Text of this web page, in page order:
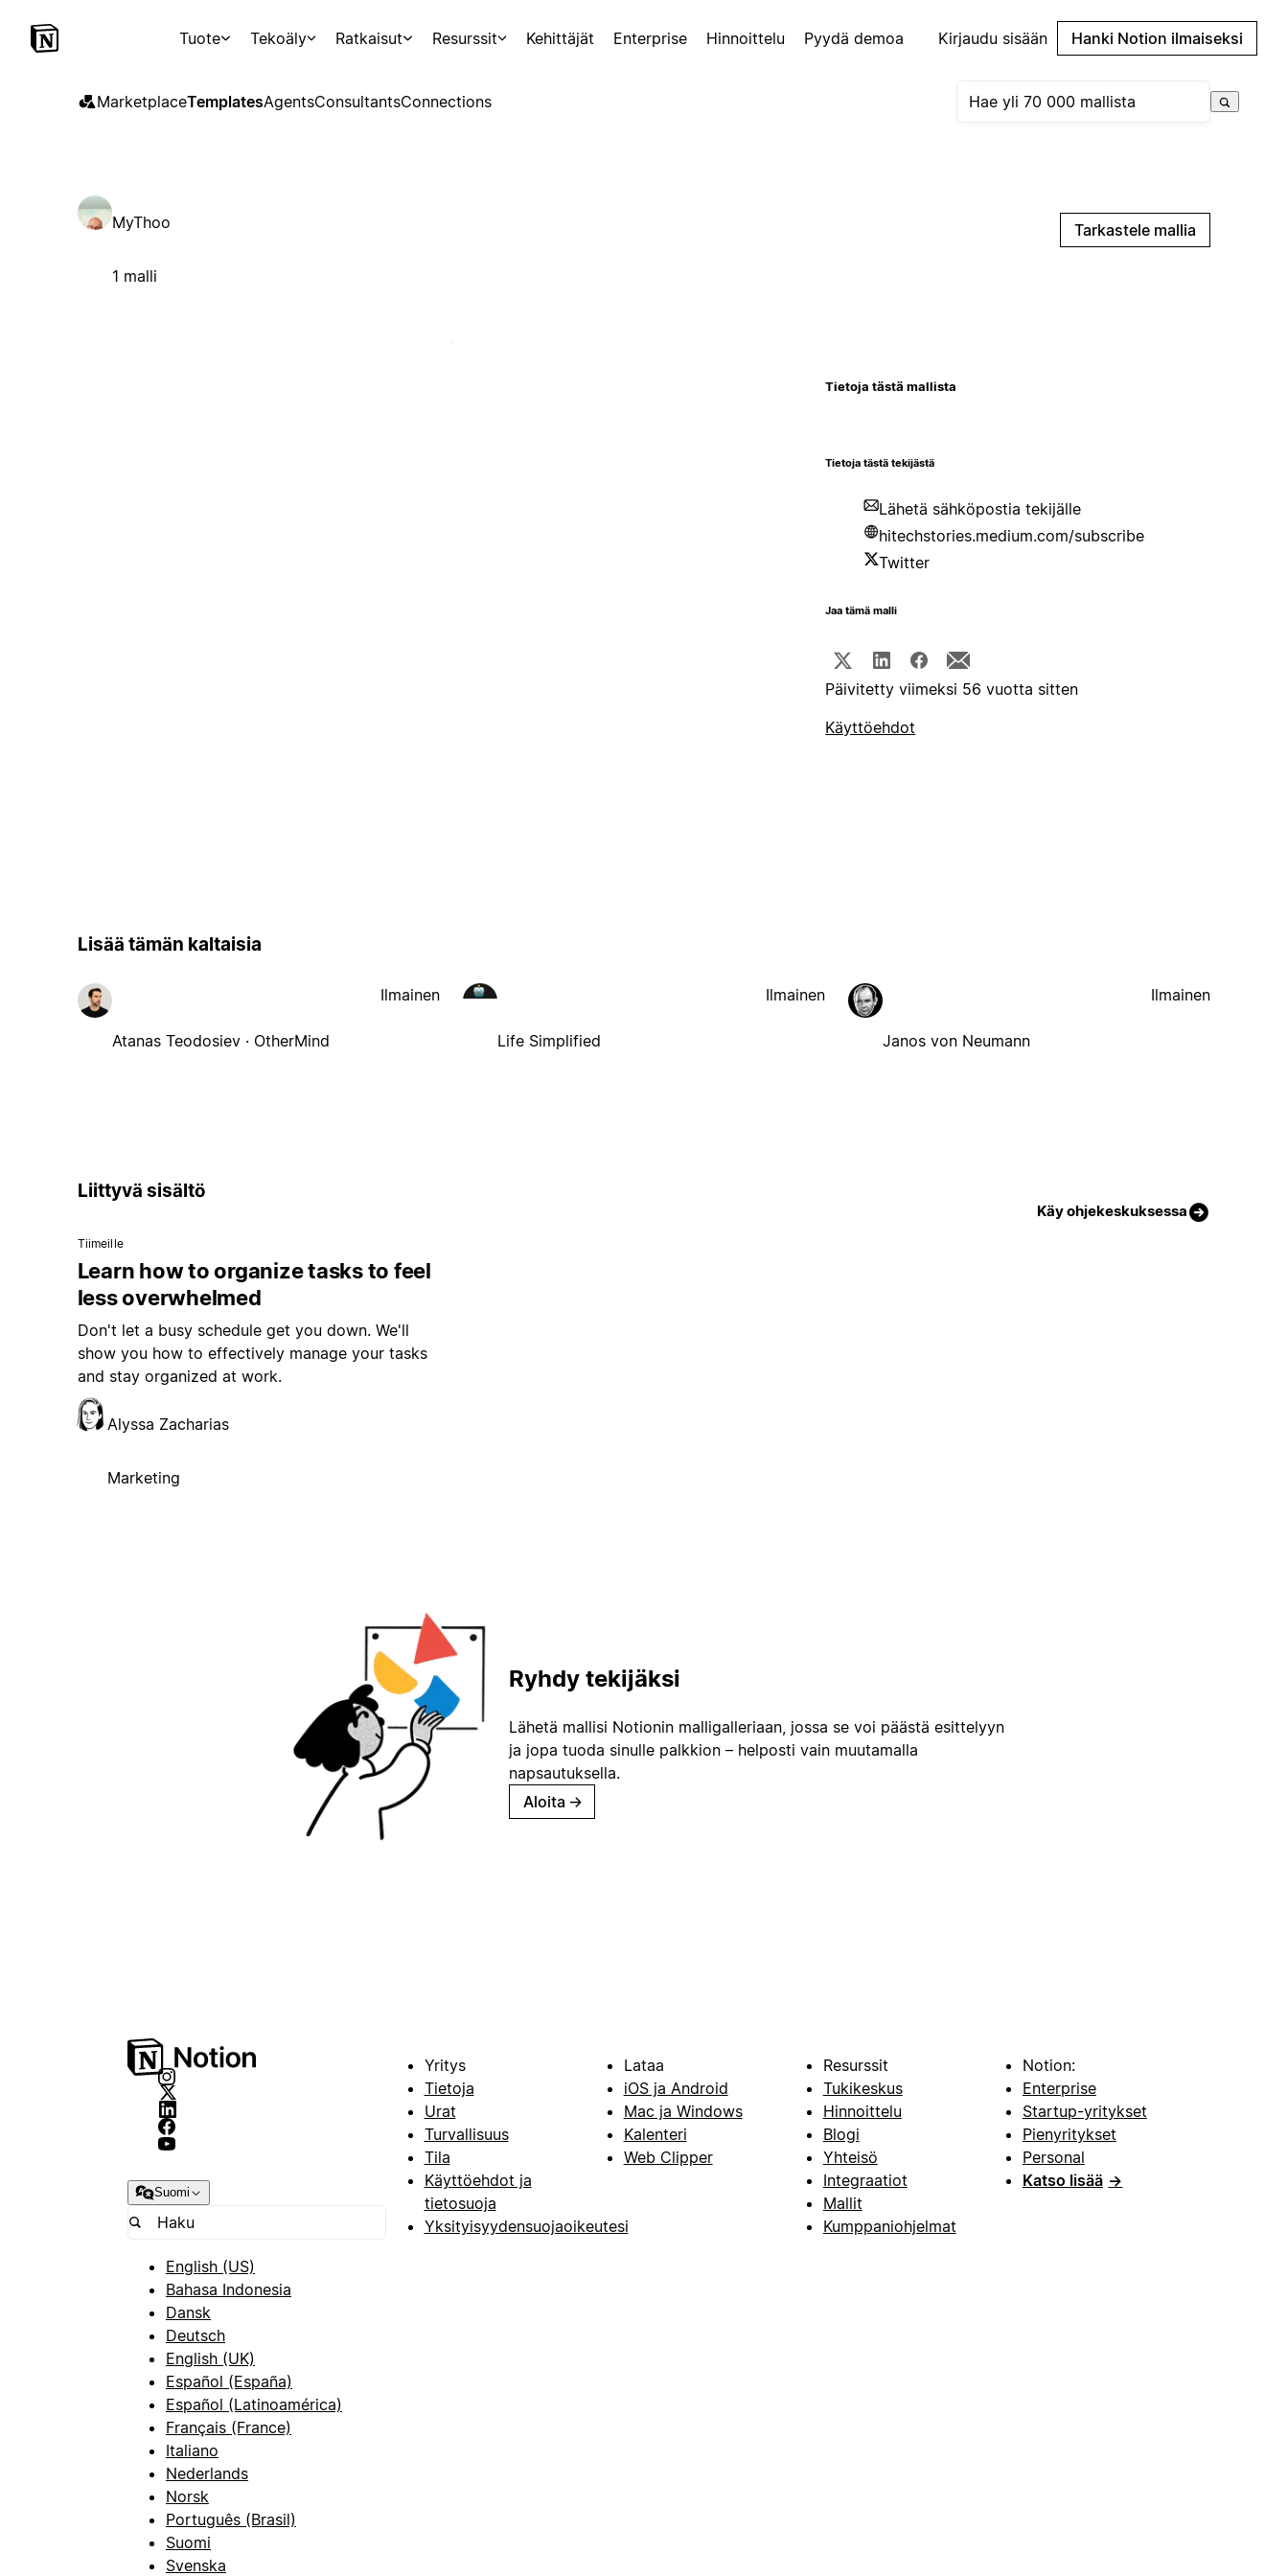
Tuote Tekoäly Ratkaisut Resurssit Kehittäjät Enterprise Hinnoittelu Pyydä demoa Kirjaudu sisään Hanki Notion ilmaiseksi
MarketplaceTemplatesAgentsConsultantsConnections
MyThoo
1 malli
Tarkastele mallia
Tietoja tästä mallista
Tietoja tästä tekijästä
Lähetä sähköpostia tekijälle
hitechstories.medium.com/subscribe
Twitter
Jaa tämä malli
Päivitetty viimeksi 56 vuotta sitten
Käyttöehdot
Lisää tämän kaltaisia
Atanas Teodosiev · OtherMind
Ilmainen
Life Simplified
Ilmainen
Janos von Neumann
Ilmainen
Liittyvä sisältö
Käy ohjekeskuksessa
Tiimeille
Learn how to organize tasks to feel
less overwhelmed
Don't let a busy schedule get you down. We'll
show you how to effectively manage your tasks
and stay organized at work.
Alyssa Zacharias
Marketing
Ryhdy tekijäksi
Lähetä mallisi Notionin malligalleriaan, jossa se voi päästä esittelyyn
ja jopa tuoda sinulle palkkion – helposti vain muutamalla
napsautuksella.
Aloita →
Suomi
English (US)
Bahasa Indonesia
Dansk
Deutsch
English (UK)
Español (España)
Español (Latinoamérica)
Français (France)
Italiano
Nederlands
Norsk
Português (Brasil)
Suomi
Svenska
Yritys
Tietoja
Urat
Turvallisuus
Tila
Käyttöehdot ja
tietosuoja
Yksityisyydensuojaoikeutesi
Lataa
iOS ja Android
Mac ja Windows
Kalenteri
Web Clipper
Resurssit
Tukikeskus
Hinnoittelu
Blogi
Yhteisö
Integraatiot
Mallit
Kumppaniohjelmat
Notion:
Enterprise
Startup-yritykset
Pienyritykset
Personal
Katso lisää →